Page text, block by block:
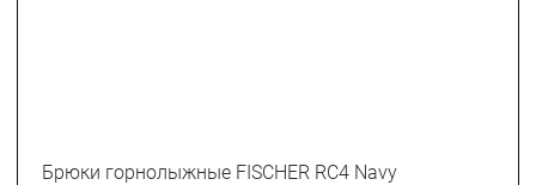
Брюки горнолыжные FISCHER RC4 Navy